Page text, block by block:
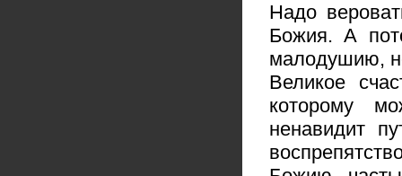
Надо
Божия. А
малодушию,
Великое
которому
ненавидит